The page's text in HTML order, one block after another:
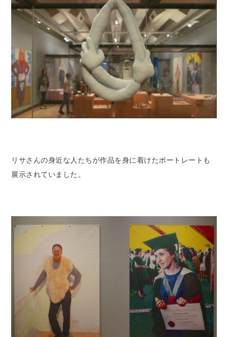
リサさんの身近な人たちが作品を身に着けたポートレートも
展示されていました。